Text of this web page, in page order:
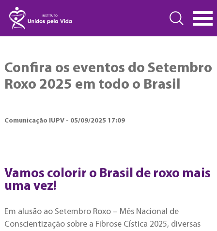
Confira os eventos do Setembro
Roxo 2025 em todo o Brasil
Comunicação IUPV - 05/09/2025 17:09
Vamos colorir o Brasil de roxo mais
uma vez!
Em alusão ao Setembro Roxo – Mês Nacional de
Conscientização sobre a Fibrose Cística 2025, diversas